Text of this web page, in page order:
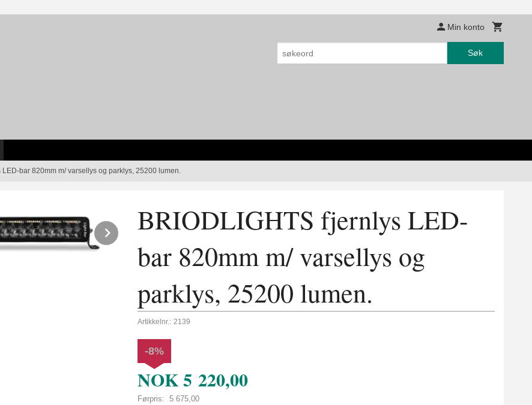
Min konto
Søk
LED-bar 820mm m/ varsellys og parklys, 25200 lumen.
NextBRIODLIGHTS fjernlys LED-
bar 820mm m/ varsellys og
parklys, 25200 lumen.
Artikkelnr.: 2139
NOK5 220,00
Førpris: 5 675,00
-8%